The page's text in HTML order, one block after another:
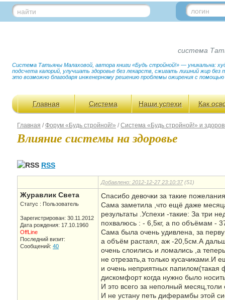
найти логин
система
Система Татьяны Малаховой, автора книги «Будь стройной!» — уникальна:
подсчета калорий, улучшать здоровье без лекарств, сжигать лишний жир
это возможно благодаря инженерному решению проблемы ожирения с
Главная Система Наши успехи Как
Главная /Форум «Будь стройной!» /Система «Будь стройной!» и
Влияние системы на здоровье
RSS
Добавлено: 2012-12-27 23:10:37(51)
Журавлик Света
Статус : Пользователь
Зарегистрирован: 30.11.2012
Дата рождения: 17.10.1960
OffLine
Последний визит:
Сообщений: 40
Спасибо девочки за такие
Сама заметила ,что ещё даже
результаты .Успехи -такие: За три
похвалюсь : - 6,5кг, а по объёмам -
Сама была очень удивлена, за
а объём растаял, аж -20,5см.А
очень слоились и ломались ,а
не отрезать,а только
и очень неприятных папилом(такая
дискомфорт когда нужно было
И это всего за неполный
И не устану петь диферамбы этой